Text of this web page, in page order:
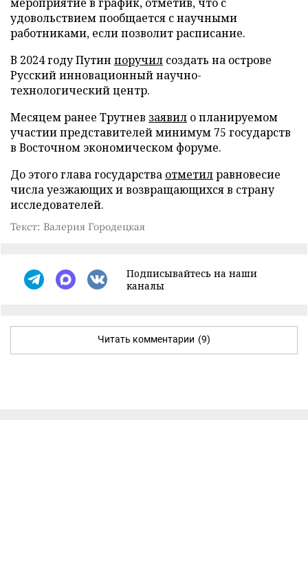
удовольствием пообщается с научными
работниками, если позволит расписание.
В 2024 году Путин поручил создать на острове
Русский инновационный научно-
технологический центр.
Месяцем ранее Трутнев заявил о планируемом
участии представителей минимум 75 государств
в Восточном экономическом форуме.
До этого глава государства отметилравновесие
числа уезжающих и возвращающихся в страну
исследователей.
Текст: Валерия Городецкая
Подписывайтесь на наши
каналы
Читать комментарии (9)